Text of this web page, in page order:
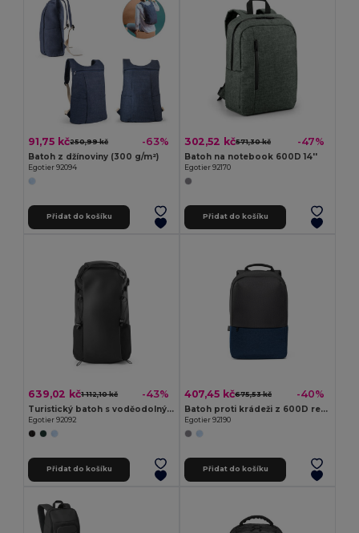
91,75 kč250,99 kč -63%
Batoh z džínoviny (300 g/m²)
Egotier 92094
Přidat do košíku
302,52 kč571,30 kč -47%
Batoh na notebook 600D 14''
Egotier 92170
Přidat do košíku
639,02 kč1 112,10 kč -43%
Turistický batoh s voděodolným povrchem
Egotier 92092
Přidat do košíku
407,45 kč675,53 kč -40%
Batoh proti krádeži z 600D recyklovaného polyesteru s vysokou hustotou
Egotier 92190
Přidat do košíku